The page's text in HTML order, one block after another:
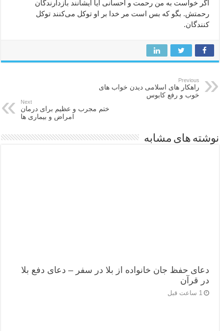
اگر خواست به من رحمت و احسانی آیا ایشانند بازدارندگان
رحمتش. بگو که بس است مر خدا بر او توکل می‌کنند توکل
کنندگان.
Previous
راهکار های اسلامی دیدن خواب های
خوب و رفع کابوس
Next
ختم مجرب و عظیم برای درمان
امراض و بیماری ها
نوشته های مشابه
دعای حفظ جان خانواده از بلا در سفر – دعای دفع بلا
در قرآن
1 ساعت قبل